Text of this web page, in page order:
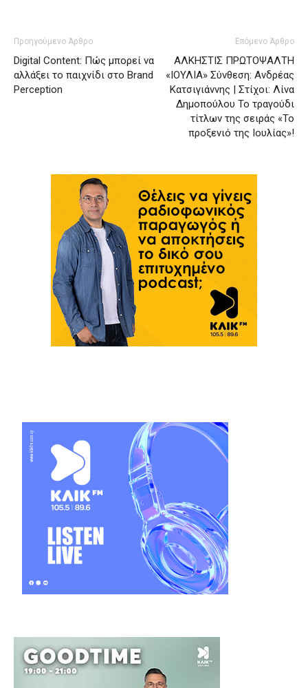
Προηγούμενο Άρθρο
Digital Content: Πώς μπορεί να
αλλάξει το παιχνίδι στο Brand
Perception
Επόμενο Άρθρο
ΑΛΚΗΣΤΙΣ ΠΡΩΤΟΨΑΛΤΗ
«ΙΟΥΛΙΑ» Σύνθεση: Ανδρέας
Κατσιγιάννης | Στίχοι: Λίνα
Δημοπούλου Το τραγούδι
τίτλων της σειράς «Το
προξενιό της Ιουλίας»!